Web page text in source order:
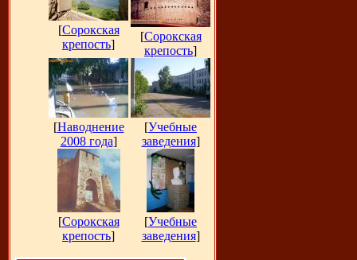
[Сорокская
крепость]
[Сорокская
крепость]
[Наводнение
2008 года]
[Учебные
заведения]
[Сорокская
крепость]
[Учебные
заведения]